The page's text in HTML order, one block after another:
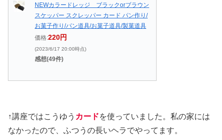
NEWカラードレッジ ブラックorブラウン
スケッパー スクレッパー カード パン作り/
お菓子作り/パン道具/お菓子道具/製菓道具
価格:220円
(2023/6/17 20:00時点)
感想(49件)
↑講座ではこうゆう カードを使っていました。私の家には
なかったので、ふつうの長いヘラでやってます。